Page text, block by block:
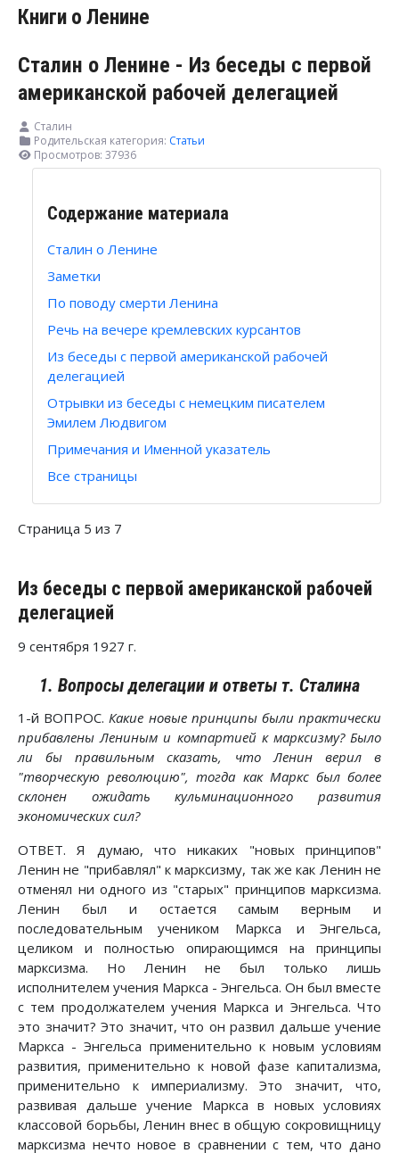
Книги о Ленине
Сталин о Ленине - Из беседы с первой
американской рабочей делегацией
Сталин
Родительская категория: Статьи
Просмотров: 37936
Содержание материала
Сталин о Ленине
Заметки
По поводу смерти Ленина
Речь на вечере кремлевских курсантов
Из беседы с первой американской рабочей
делегацией
Отрывки из беседы с немецким писателем
Эмилем Людвигом
Примечания и Именной указатель
Все страницы
Страница 5 из 7
Из беседы с первой американской рабочей
делегацией
9 сентября 1927 г.
1. Вопросы делегации и ответы т. Сталина
1-й ВОПРОС.Какие новые принципы были практически
прибавлены Лениным и компартией к марксизму? Было
ли бы правильным сказать, что Ленин верил в
"творческую революцию", тогда как Маркс был более
склонен ожидать кульминационного развития
экономических сил?
ОТВЕТ. Я думаю, что никаких "новых принципов"
Ленин не "прибавлял" к марксизму, так же как Ленин не
отменял ни одного из "старых" принципов марксизма.
Ленин был и остается самым верным и
последовательным учеником Маркса и Энгельса,
целиком и полностью опирающимся на принципы
марксизма. Но Ленин не был только лишь
исполнителем учения Маркса - Энгельса. Он был вместе
с тем продолжателем учения Маркса и Энгельса. Что
это значит? Это значит, что он развил дальше учение
Маркса - Энгельса применительно к новым условиям
развития, применительно к новой фазе капитализма,
применительно к империализму. Это значит, что,
развивая дальше учение Маркса в новых условиях
классовой борьбы, Ленин внес в общую сокровищницу
марксизма нечто новое в сравнении с тем, что дано